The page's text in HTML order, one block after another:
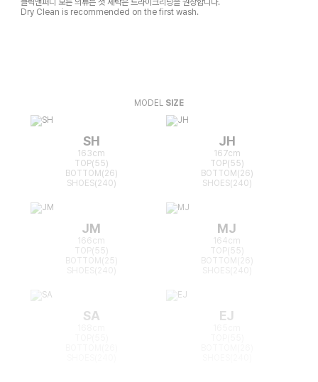
Dry Clean is recommended on the first wash.
MODEL SIZE
SH
163cm
TOP(55)
BOTTOM(26)
SHOES(240)
JH
167cm
TOP(55)
BOTTOM(26)
SHOES(240)
JM
166cm
TOP(55)
BOTTOM(25)
MJ
164cm
TOP(55)
BOTTOM(26)
SA EJ